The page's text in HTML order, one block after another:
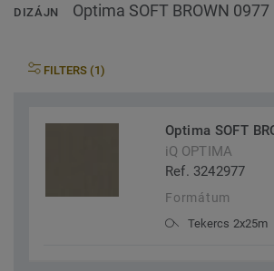
DIZÁJN Optima SOFT BROWN 0977
FILTERS (1)
Optima SOFT
iQ OPTIMA
Ref. 3242977
Formátum
Tekercs 2x25m